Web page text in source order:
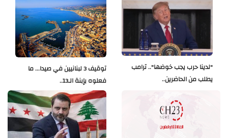
توقيف 3 لبنانيين في صيدا... ما
فعلوه بإبنة الـ13..
"لدينا حرب يجب خوضها".. ترامب
يطلب من الحاضرين..